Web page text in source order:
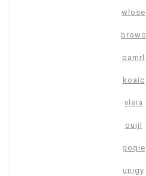
wlose
browc
pamrl
koaic
vleia
ouijl
goqie
unigy